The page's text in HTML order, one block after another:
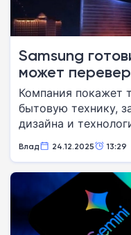
Samsung
может
Компания покажет
бытовую технику,
дизайна и
Влад 24.12.2025 13:29